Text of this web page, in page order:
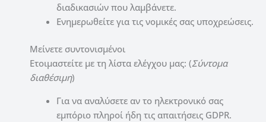
διαδικασιών που λαμβάνετε.
Ενημερωθείτε για τις νομικές σας υποχρεώσεις.
Μείνετε συντονισμένοι
Ετοιμαστείτε με τη λίστα ελέγχου μας: (Σύντομα
διαθέσιμη)
Για να αναλύσετε αν το ηλεκτρονικό σας
εμπόριο πληροί ήδη τις απαιτήσεις GDPR.